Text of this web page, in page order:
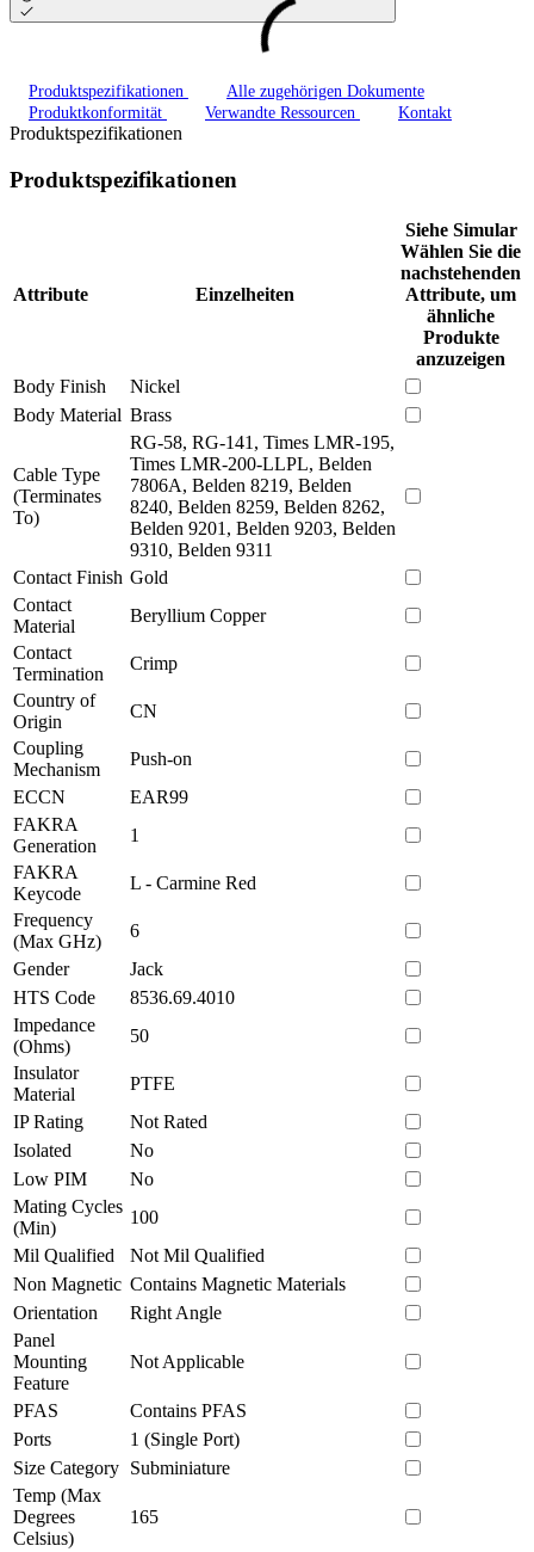
Produktspezifikationen
Alle zugehörigen Dokumente
Produktkonformität
Verwandte Ressourcen Kontakt
Produktspezifikationen
Produktspezifikationen
Attribute Einzelheiten
Siehe Simular
Wählen Sie die
nachstehenden
Attribute, um
ähnliche
Produkte
anzuzeigen
Body Finish
Nickel
Body Material Brass
Cable Type
(Terminates
To)
RG-58, RG-141, Times LMR-195,
Times LMR-200-LLPL, Belden
7806A, Belden 8219, Belden
8240, Belden 8259, Belden 8262,
Belden 9201, Belden 9203, Belden
9310, Belden 9311
Contact Finish Gold
Contact
Material
Beryllium Copper
Contact
Termination
Crimp
Country of
Origin
CN
Coupling
Mechanism
Push-on
ECCN
EAR99
FAKRA
Generation
1
FAKRA
Keycode
L - Carmine Red
Frequency
(Max GHz)
6
Gender
Jack
HTS Code
8536.69.4010
Impedance
(Ohms)
50
Insulator
Material
PTFE
IP Rating
Not Rated
Isolated
No
Low PIM
No
Mating Cycles
(Min)
100
Mil Qualified
Not Mil Qualified
Non Magnetic Contains Magnetic Materials
Orientation
Right Angle
Panel
Mounting
Feature
Not Applicable
PFAS
Contains PFAS
Ports
1 (Single Port)
Size Category Subminiature
Temp (Max
Degrees
Celsius)
165